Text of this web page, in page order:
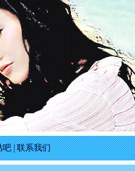
吧|联系我们